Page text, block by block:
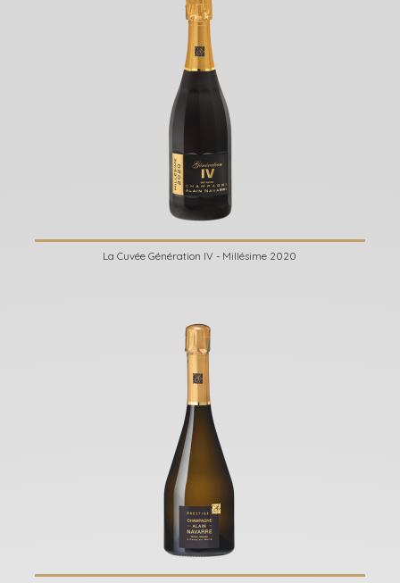
La Cuvée Génération IV - Millésime 2020